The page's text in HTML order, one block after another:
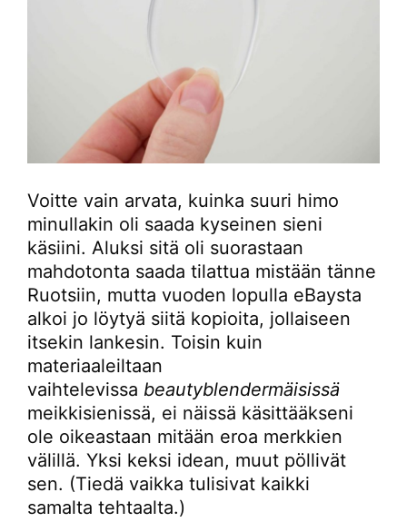
Voitte vain arvata, kuinka suuri himo
minullakin oli saada kyseinen sieni
käsiini. Aluksi sitä oli suorastaan
mahdotonta saada tilattua mistään tänne
Ruotsiin, mutta vuoden lopulla eBaysta
alkoi jo löytyä siitä kopioita, jollaiseen
itsekin lankesin. Toisin kuin
materiaaleiltaan
vaihtelevissa beautyblendermäisissä
meikkisienissä, ei näissä käsittääkseni
ole oikeastaan mitään eroa merkkien
välillä. Yksi keksi idean, muut pöllivät
sen. (Tiedä vaikka tulisivat kaikki
samalta tehtaalta.)